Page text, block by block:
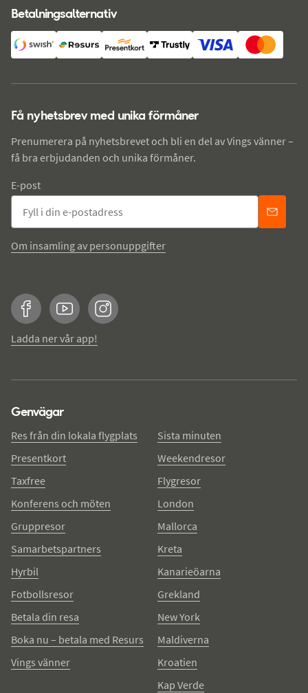
Betalningsalternativ
Få nyhetsbrev med unika förmåner
Prenumerera på nyhetsbrevet och bli en del av Vings vänner –
få bra erbjudanden och unika förmåner.
E-post
Om insamling av personuppgifter
FacebookYouTubeInstagram
Ladda ner vår app!
Genvägar
Res från din lokala flygplats
Presentkort
Taxfree
Konferens och möten
Gruppresor
Samarbetspartners
Hyrbil
Fotbollsresor
Betala din resa
Boka nu – betala med Resurs
Vings vänner
Sista minuten
Weekendresor
Flygresor
London
Mallorca
Kreta
Kanarieöarna
Grekland
New York
Maldiverna
Kroatien
Kap Verde